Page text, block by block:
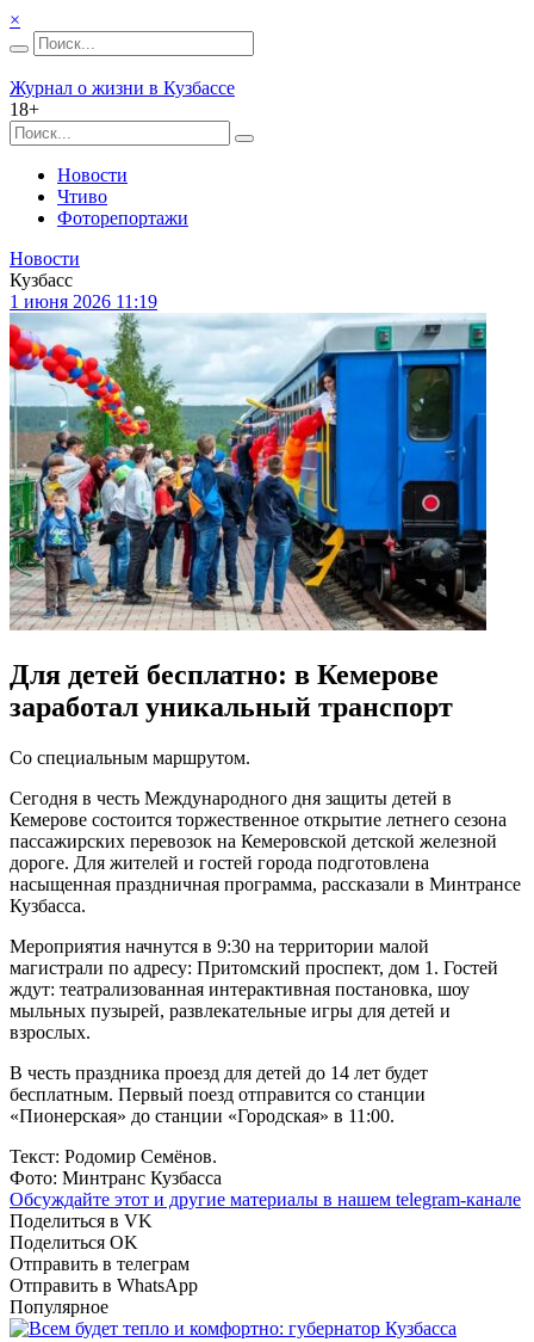
×
Журнал о жизни в Кузбассе
18+
Новости
Чтиво
Фоторепортажи
Новости
Кузбасс
1 июня 2026 11:19
Для детей бесплатно: в Кемерове
заработал уникальный транспорт
Со специальным маршрутом.
Сегодня в честь Международного дня защиты детей в
Кемерове состоится торжественное открытие летнего сезона
пассажирских перевозок на Кемеровской детской железной
дороге. Для жителей и гостей города подготовлена
насыщенная праздничная программа, рассказали в Минтрансе
Кузбасса.
Мероприятия начнутся в 9:30 на территории малой
магистрали по адресу: Притомский проспект, дом 1. Гостей
ждут: театрализованная интерактивная постановка, шоу
мыльных пузырей, развлекательные игры для детей и
взрослых.
В честь праздника проезд для детей до 14 лет будет
бесплатным. Первый поезд отправится со станции
«Пионерская» до станции «Городская» в 11:00.
Текст: Родомир Семёнов.
Фото: Минтранс Кузбасса
Обсуждайте этот и другие материалы в нашем telegram-канале
Поделиться в VK
Поделиться OK
Отправить в телеграм
Отправить в WhatsApp
Популярное